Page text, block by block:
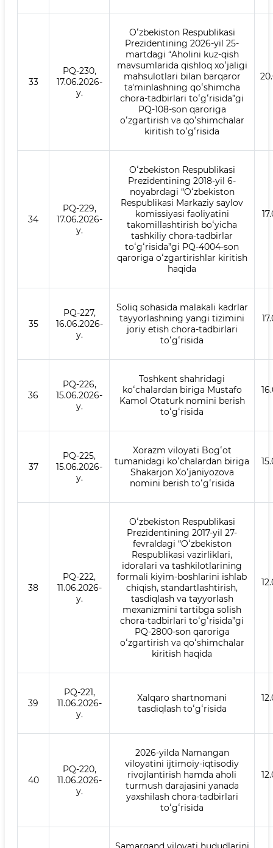
33
PQ-230,
17.06.2026-
y.
Oʻzbekiston Respublikasi
Prezidentining 2026-yil 25-
martdagi “Aholini kuz-qish
mavsumlarida qishloq xoʻjaligi
mahsulotlari bilan barqaror
taʼminlashning qoʻshimcha
chora-tadbirlari toʻgʻrisida”gi
PQ-108-son qaroriga
oʻzgartirish va qoʻshimchalar
kiritish toʻgʻrisida
34
PQ-229,
17.06.2026-
y.
Oʻzbekiston Respublikasi
Prezidentining 2018-yil 6-
noyabrdagi “Oʻzbekiston
Respublikasi Markaziy saylov
komissiyasi faoliyatini
takomillashtirish boʻyicha
tashkiliy chora-tadbirlar
toʻgʻrisida”gi PQ-4004-son
qaroriga oʻzgartirishlar kiritish
haqida
35
PQ-227,
16.06.2026-
y.
Soliq sohasida malakali kadrlar
tayyorlashning yangi tizimini
joriy etish chora-tadbirlari
toʻgʻrisida
36
PQ-226,
15.06.2026-
y.
Toshkent shahridagi
koʻchalardan biriga Mustafo
Kamol Otaturk nomini berish
toʻgʻrisida
37
PQ-225,
15.06.2026-
y.
Xorazm viloyati Bogʻot
tumanidagi koʻchalardan biriga
Shakarjon Xoʻjaniyozova
nomini berish toʻgʻrisida
38
PQ-222,
11.06.2026-
y.
Oʻzbekiston Respublikasi
Prezidentining 2017-yil 27-
fevraldagi “Oʻzbekiston
Respublikasi vazirliklari,
idoralari va tashkilotlarining
formali kiyim-boshlarini ishlab
chiqish, standartlashtirish,
tasdiqlash va tayyorlash
mexanizmini tartibga solish
chora-tadbirlari toʻgʻrisida”gi
PQ-2800-son qaroriga
oʻzgartirish va qoʻshimchalar
kiritish haqida
39
PQ-221,
11.06.2026-
y.
Xalqaro shartnomani
tasdiqlash toʻgʻrisida
40
PQ-220,
11.06.2026-
y.
2026-yilda Namangan
viloyatini ijtimoiy-iqtisodiy
rivojlantirish hamda aholi
turmush darajasini yanada
yaxshilash chora-tadbirlari
toʻgʻrisida